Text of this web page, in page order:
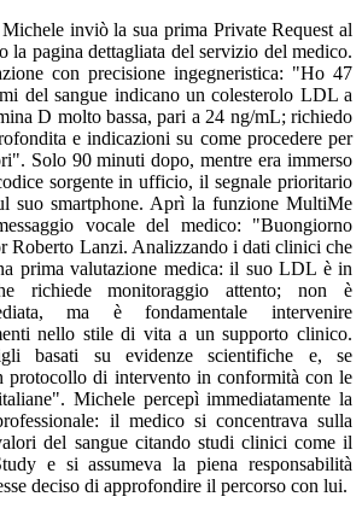
Michele inviò la sua prima Private Request al
la pagina dettagliata del servizio del medico.
con precisione ingegneristica: "Ho 47
del sangue indicano un colesterolo LDL a
D molto bassa, pari a 24 ng/mL; richiedo
e indicazioni su come procedere per
Solo 90 minuti dopo, mentre era immerso
sorgente in ufficio, il segnale prioritario
suo smartphone. Aprì la funzione MultiMe
vocale del medico: "Buongiorno
Roberto Lanzi. Analizzando i dati clinici che
prima valutazione medica: il suo LDL è in
richiede monitoraggio attento; non è
ma è fondamentale intervenire
nello stile di vita a un supporto clinico.
basati su evidenze scientifiche e, se
protocollo di intervento in conformità con le
Michele percepì immediatamente la
il medico si concentrava sulla
del sangue citando studi clinici come il
e si assumeva la piena responsabilità
deciso di approfondire il percorso con lui.